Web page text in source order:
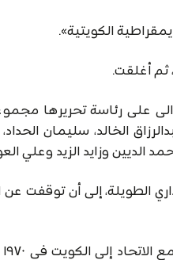
سياسية جامعة، صدر العدد الأول منها في ٣ يونيو ١٩٦٢، توالى على رئاسة
الخالد، سليمان
الديين وزايد الزيد وعلي
الطويلة، إلى أن توقفت عن